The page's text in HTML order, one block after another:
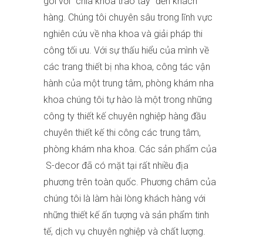
hàng. Chúng tôi chuyên sâu trong lĩnh vực
nghiên cứu về nha khoa và giải pháp thi
công tối ưu. Với sự thấu hiểu của mình về
các trang thiết bị nha khoa, công tác vận
hành của một trung tâm, phòng khám nha
khoa chúng tôi tự hào là một trong những
công ty thiết kế chuyên nghiệp hàng đầu
chuyên thiết kế thi công các trung tâm,
phòng khám nha khoa. Các sản phẩm của
S-decor đã có mặt tại rất nhiều địa
phương trên toàn quốc. Phương châm của
chúng tôi là làm hài lòng khách hàng với
những thiết kế ấn tượng và sản phẩm tinh
tế, dịch vụ chuyên nghiệp và chất lượng.